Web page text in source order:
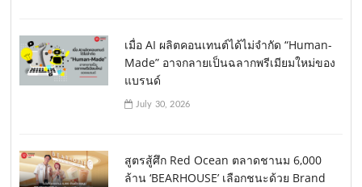
เมื่อ AI ผลิตคอนเทนต์ได้ไม่จำกัด “Human-
Made” อาจกลายเป็นฉลากพรีเมียมใหม่ของ
แบรนด์
July 30, 2026
สูตรสู้ศึก Red Ocean ตลาดชานม 6,000
ล้าน ‘BEARHOUSE’ เลือกชนะด้วย Brand